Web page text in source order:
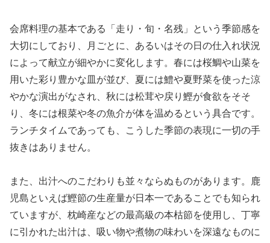
会席料理の基本である「走り・旬・名残」という季節感を
大切にしており、月ごとに、あるいはその日の仕入れ状況
によって献立が細やかに変化します。春には桜鯛や山菜を
用いた彩り豊かな皿が並び、夏には鱧や夏野菜を使った涼
やかな演出がなされ、秋には松茸や戻り鰹が食欲をそそ
り、冬には根菜や冬の魚介が体を温めるという具合です。
ランチタイムであっても、こうした季節の表現に一切の手
抜きはありません。
また、出汁へのこだわりも並々ならぬものがあります。鹿
児島といえば鰹節の生産量が日本一であることでも知られ
ていますが、枕崎産などの最高級の本枯節を使用し、丁寧
に引かれた出汁は、吸い物や煮物の味わいを深遠なものに